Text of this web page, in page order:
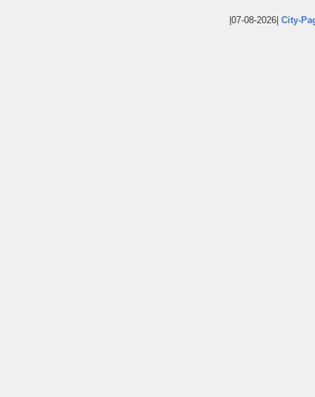
|07-08-2026| City-